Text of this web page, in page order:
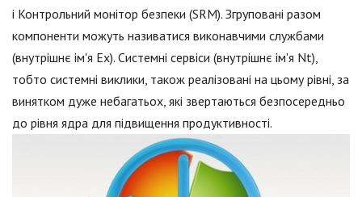
і Контрольний монітор безпеки (SRM). Згруповані разом
компоненти можуть називатися виконавчими службами
(внутрішнє ім'я Ex). Системні сервіси (внутрішнє ім'я Nt),
тобто системні виклики, також реалізовані на цьому рівні, за
винятком дуже небагатьох, які звертаються безпосередньо
до рівня ядра для підвищення продуктивності.